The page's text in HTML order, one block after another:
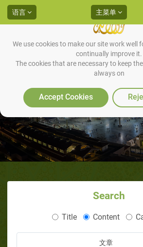
We use cookies to make our site work well
continually improve it.
The cookies that are necessary to keep
always on
Accept Cookies
语言 主菜单
真的黎明出现
Search
Title Content
文章